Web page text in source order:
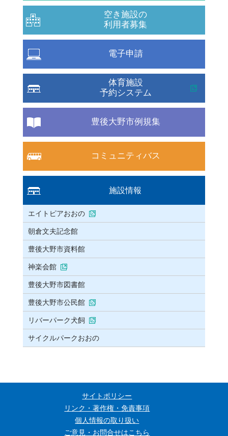
空き施設の
利用者募集
電子申請
体育施設
予約システム
豊後大野市例規集
コミュニティバス
施設情報
エイトピアおおの
朝倉文夫記念館
豊後大野市資料館
神楽会館
豊後大野市図書館
豊後大野市公民館
リバーパーク犬飼
サイクルパークおおの
サイトポリシー
リンク・著作権・免責事項
個人情報の取り扱い
ご意見・お問合せはこちら